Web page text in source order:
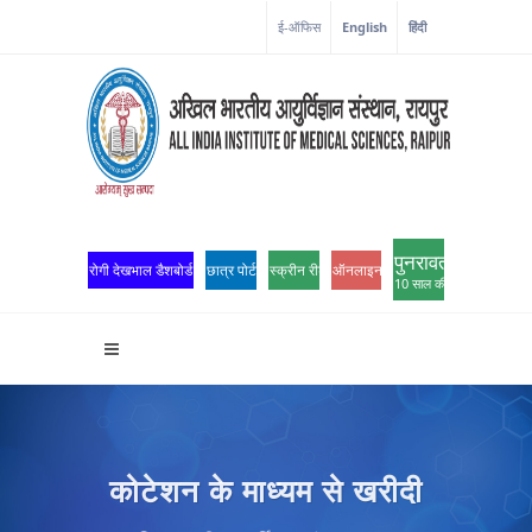
ई-ऑफिस English हिंदी
रोगी देखभाल डैशबोर्ड छात्र पोर्टल स्क्रीन रीडर एक्सेसऑनलाइन ओपीडी पंजीकरण
पुनरावर्तन
10 साल की उत्कृष्टता
कोटेशन के माध्यम से खरीदी